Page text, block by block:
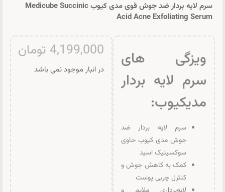
سرم لایه بردار ضد جوش قوی مدی کیوب Medicube Succinic
Acid Acne Exfoliating Serum
ویزگی های
سرم لایه بردار
مدیکیوب:
سرم لایه بردار ضد
جوش مدی کیوب حاوی
سوکسینیک اسید
کمک به کاهش جوش و
کنترل چربی پوست
4,199,000 تومان
در انبار موجود نمی باشد